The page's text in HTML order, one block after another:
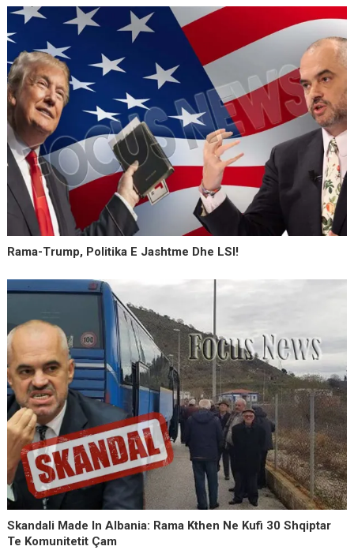
Rama-Trump, Politika E Jashtme Dhe LSI!
Skandali Made In Albania: Rama Kthen Ne Kufi 30 Shqiptar
Te Komunitetit Çam